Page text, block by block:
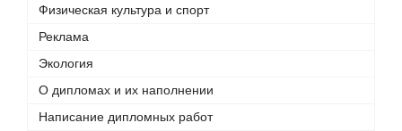
Физическая культура и спорт
Реклама
Экология
О дипломах и их наполнении
Написание дипломных работ